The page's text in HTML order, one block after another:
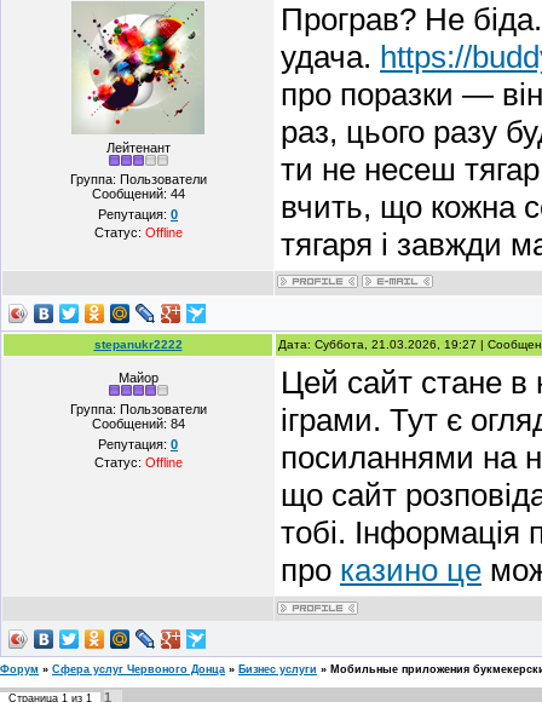
Лейтенант
Группа: Пользователи
Сообщений: 44
Репутация: 0
Статус: Offline
Програв? Не
удача. https://
про поразки —
раз, цього разу
ти не несеш
вчить, що кожна
тягаря і завжди
stepanukr2222 Дата: Суббота, 21.03.2026, 19:27 |
Майор
Группа: Пользователи
Сообщений: 84
Репутация: 0
Статус: Offline
Цей сайт стане в
іграми. Тут є
посиланнями на
що сайт
тобі. Інформація
про казино це
Форум » Сфера услуг Червоного Донца » Бизнес услуги » Мобильные приложения
Страница 1 из 1 1